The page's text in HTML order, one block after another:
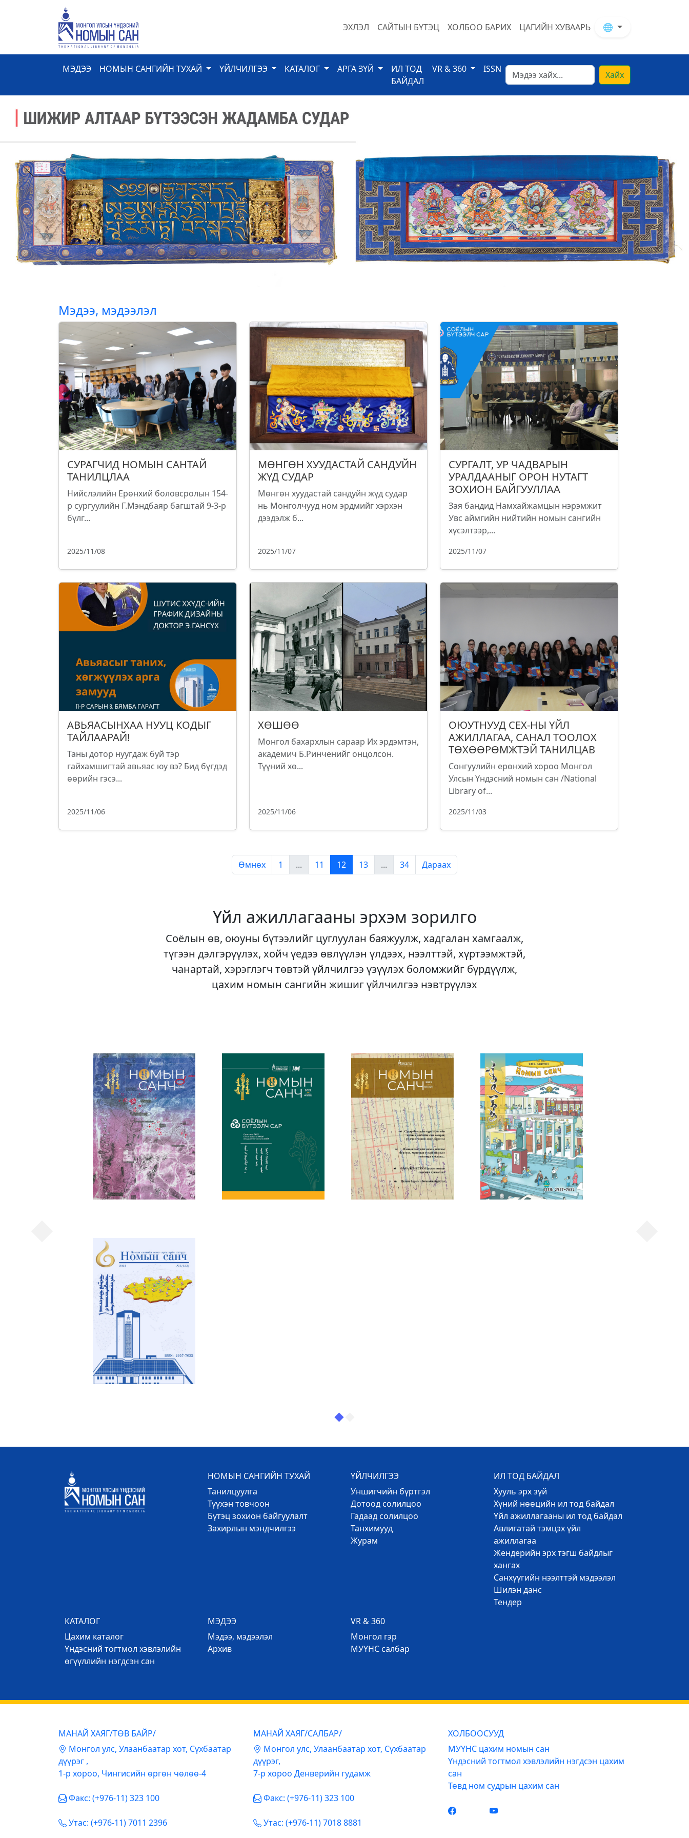
ЭХЛЭЛ САЙТЫН БҮТЭЦ ХОЛБОО БАРИХ ЦАГИЙН ХУВААРЬ 🌐
МЭДЭЭ НОМЫН САНГИЙН ТУХАЙ ҮЙЛЧИЛГЭЭ КАТАЛОГ АРГА ЗҮЙ
ИЛ ТОД
БАЙДАЛ
VR & 360 ISSN
Хайх
Previous Next
Мэдээ, мэдээлэл
СУРАГЧИД НОМЫН САНТАЙ
ТАНИЛЦЛАА
Нийслэлийн Ерөнхий боловсролын 154-
р сургуулийн Г.Мэндбаяр багштай 9-3-р
бүлг...
2025/11/08
МӨНГӨН ХУУДАСТАЙ САНДУЙН
ЖҮД СУДАР
Мөнгөн хуудастай сандуйн жүд судар
нь Монголчууд ном эрдмийг хэрхэн
дээдэлж б...
2025/11/07
СУРГАЛТ, УР ЧАДВАРЫН
УРАЛДААНЫГ ОРОН НУТАГТ
ЗОХИОН БАЙГУУЛЛАА
Зая бандид Намхайжамцын нэрэмжит
Увс аймгийн нийтийн номын сангийн
хүсэлтээр,...
2025/11/07
АВЬЯАСЫНХАА НУУЦ КОДЫГ
ТАЙЛААРАЙ!
Таны дотор нуугдаж буй тэр
гайхамшигтай авьяас юу вэ? Бид бүгдэд
өөрийн гэсэ...
2025/11/06
ХӨШӨӨ
Монгол бахархлын сараар Их эрдэмтэн,
академич Б.Ринченийг онцолсон.
Түүний хө...
2025/11/06
ОЮУТНУУД СЕХ-НЫ ҮЙЛ
АЖИЛЛАГАА, САНАЛ ТООЛОХ
ТӨХӨӨРӨМЖТЭЙ ТАНИЛЦАВ
Сонгуулийн ерөнхий хороо Монгол
Улсын Үндэсний номын сан /National
Library of...
2025/11/03
Өмнөх 1 ... 11 12 13 ... 34 Дараах
Үйл ажиллагааны эрхэм зорилго
Соёлын өв, оюуны бүтээлийг цуглуулан баяжуулж, хадгалан хамгаалж,
түгээн дэлгэрүүлэх, хойч үедээ өвлүүлэн үлдээх, нээлттэй, хүртээмжтэй,
чанартай, хэрэглэгч төвтэй үйлчилгээ үзүүлэх боломжийг бүрдүүлж,
цахим номын сангийн жишиг үйлчилгээ нэвтрүүлэх
НОМЫН САНГИЙН ТУХАЙ
Танилцуулга
Түүхэн товчоон
Бүтэц зохион байгуулалт
Захирлын мэндчилгээ
ҮЙЛЧИЛГЭЭ
Уншигчийн бүртгэл
Дотоод солилцоо
Гадаад солилцоо
Танхимууд
Журам
ИЛ ТОД БАЙДАЛ
Хууль эрх зүй
Хүний нөөцийн ил тод байдал
Үйл ажиллагааны ил тод байдал
Авлигатай тэмцэх үйл
ажиллагаа
Жендерийн эрх тэгш байдлыг
хангах
Санхүүгийн нээлттэй мэдээлэл
Шилэн данс
Тендер
КАТАЛОГ
Цахим каталог
Үндэсний тогтмол хэвлэлийн
өгүүллийн нэгдсэн сан
МЭДЭЭ
Mэдээ, мэдээлэл
Архив
VR & 360
Mонгол гэр
МУҮНС салбар
МАНАЙ ХАЯГ/ТӨВ БАЙР/
Mонгол улс, Улаанбаатар хот, Сүхбаатар
дүүрэг ,
1-р хороо, Чингисийн өргөн чөлөө-4
Факс: (+976-11) 323 100
Утас: (+976-11) 7011 2396
МАНАЙ ХАЯГ/САЛБАР/
Mонгол улс, Улаанбаатар хот, Сүхбаатар
дүүрэг,
7-р хороо Денверийн гудамж
Факс: (+976-11) 323 100
Утас: (+976-11) 7018 8881
ХОЛБООСУУД
МУҮНС цахим номын сан
Үндэсний тогтмол хэвлэлийн нэгдсэн цахим
сан
Төвд ном судрын цахим сан